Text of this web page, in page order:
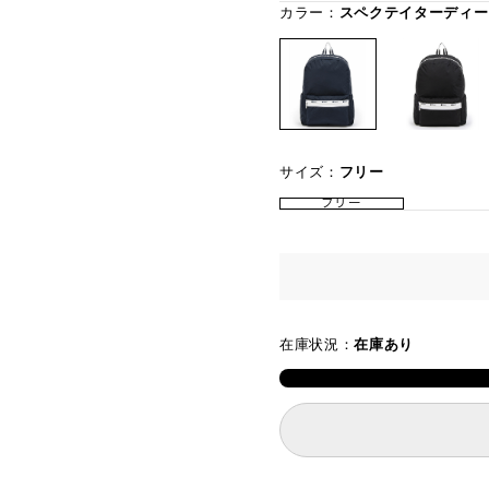
カラー： スペクテイターディ
サイズ： フリー
フリー
在庫状況：在庫あり